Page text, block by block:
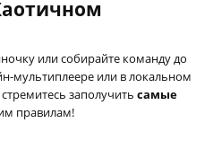
или собирайте команду до
мультиплеере или в локальном
заполучить самые
правилам!